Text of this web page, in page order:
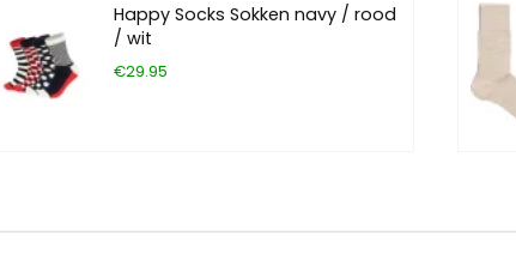
Happy Socks Sokken navy / rood
/ wit
€29.95